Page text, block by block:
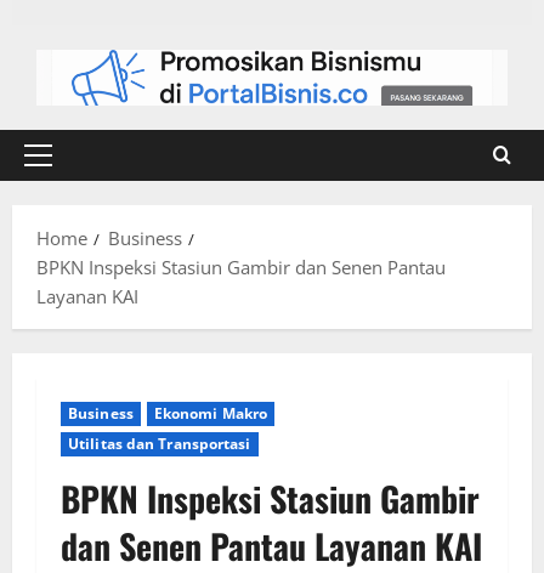
Home
Business
BPKN Inspeksi Stasiun Gambir dan Senen Pantau
Layanan KAI
Business
Ekonomi Makro
Utilitas dan Transportasi
BPKN Inspeksi Stasiun Gambir
dan Senen Pantau Layanan KAI